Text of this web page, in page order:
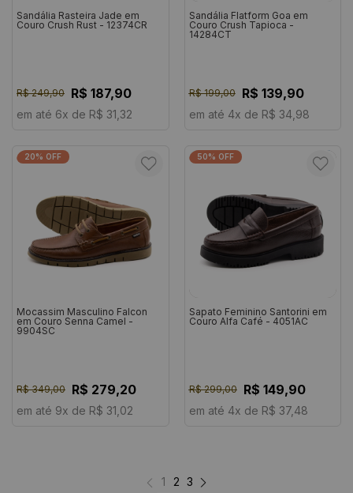
Sandália Rasteira Jade em
Couro Crush Rust - 12374CR
R$ 249,90 R$ 187,90
em até 6x de R$ 31,32
Sandália Flatform Goa em
Couro Crush Tapioca -
14284CT
R$ 199,00 R$ 139,90
em até 4x de R$ 34,98
20% OFF
Mocassim Masculino Falcon
em Couro Senna Camel -
9904SC
R$ 349,00 R$ 279,20
em até 9x de R$ 31,02
50% OFF
Sapato Feminino Santorini em
Couro Alfa Café - 4051AC
R$ 299,00 R$ 149,90
em até 4x de R$ 37,48
1 2 3